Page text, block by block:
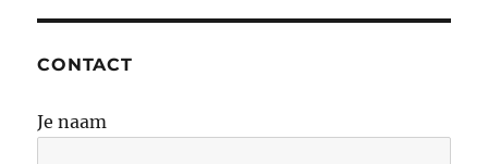
CONTACT
Je naam